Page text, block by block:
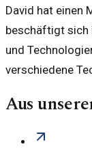
David hat einen
beschäftigt sich
und
verschiedene
Aus